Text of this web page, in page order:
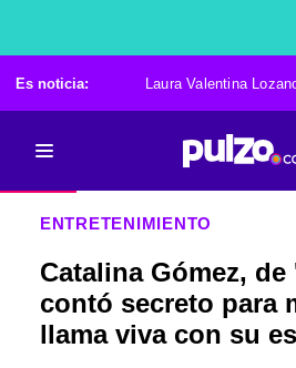
Es noticia: Laura Valentina
ENTRETENIMIENTO
Catalina Gómez, de
contó secreto para
llama viva con su